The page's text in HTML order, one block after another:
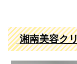
湘南美容ク